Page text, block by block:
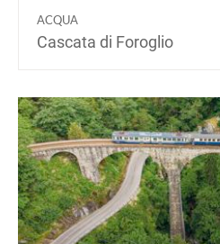
ACQUA
Cascata di Foroglio